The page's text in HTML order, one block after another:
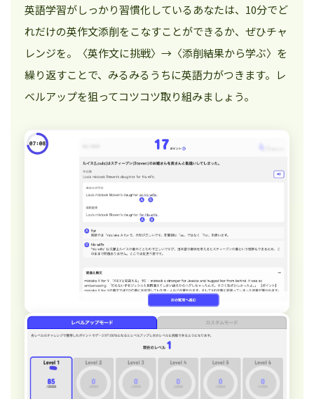
英語学習がしっかり習慣化しているあなたは、10分でど
れだけの英作文添削をこなすことができるか、ぜひチャ
レンジを。〈英作文に挑戦〉→〈添削結果から学ぶ〉を
繰り返すことで、みるみるうちに英語力がつきます。レ
ベルアップを狙ってコツコツ取り組みましょう。